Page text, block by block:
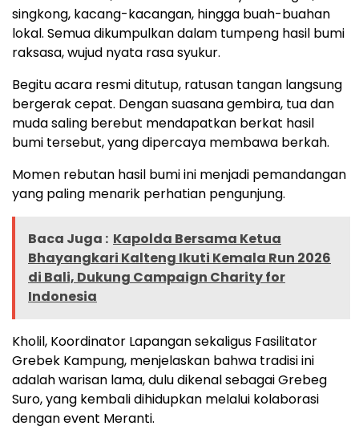
singkong, kacang-kacangan, hingga buah-buahan
lokal. Semua dikumpulkan dalam tumpeng hasil bumi
raksasa, wujud nyata rasa syukur.
Begitu acara resmi ditutup, ratusan tangan langsung
bergerak cepat. Dengan suasana gembira, tua dan
muda saling berebut mendapatkan berkat hasil
bumi tersebut, yang dipercaya membawa berkah.
Momen rebutan hasil bumi ini menjadi pemandangan
yang paling menarik perhatian pengunjung.
Baca Juga : Kapolda Bersama Ketua
Bhayangkari Kalteng Ikuti Kemala Run 2026
di Bali, Dukung Campaign Charity for
Indonesia
Kholil, Koordinator Lapangan sekaligus Fasilitator
Grebek Kampung, menjelaskan bahwa tradisi ini
adalah warisan lama, dulu dikenal sebagai Grebeg
Suro, yang kembali dihidupkan melalui kolaborasi
dengan event Meranti.